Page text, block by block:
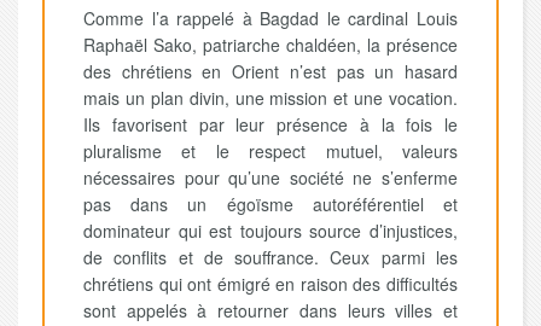
Comme l’a rappelé à Bagdad le cardinal Louis
Raphaël Sako, patriarche chaldéen, la présence
des chrétiens en Orient n’est pas un hasard
mais un plan divin, une mission et une vocation.
Ils favorisent par leur présence à la fois le
pluralisme et le respect mutuel, valeurs
nécessaires pour qu’une société ne s’enferme
pas dans un égoïsme autoréférentiel et
dominateur qui est toujours source d’injustices,
de conflits et de souffrance. Ceux parmi les
chrétiens qui ont émigré en raison des difficultés
sont appelés à retourner dans leurs villes et